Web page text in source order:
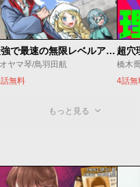
最強で最速の無限レベルアップ ～スキル【経験値１０００倍】と【レベルフリー】でレベル上限の枷が外れた俺は無双する～
ヤマ琴/鳥羽田航
無料
超穴
橋木喬
4話無
もっと見る